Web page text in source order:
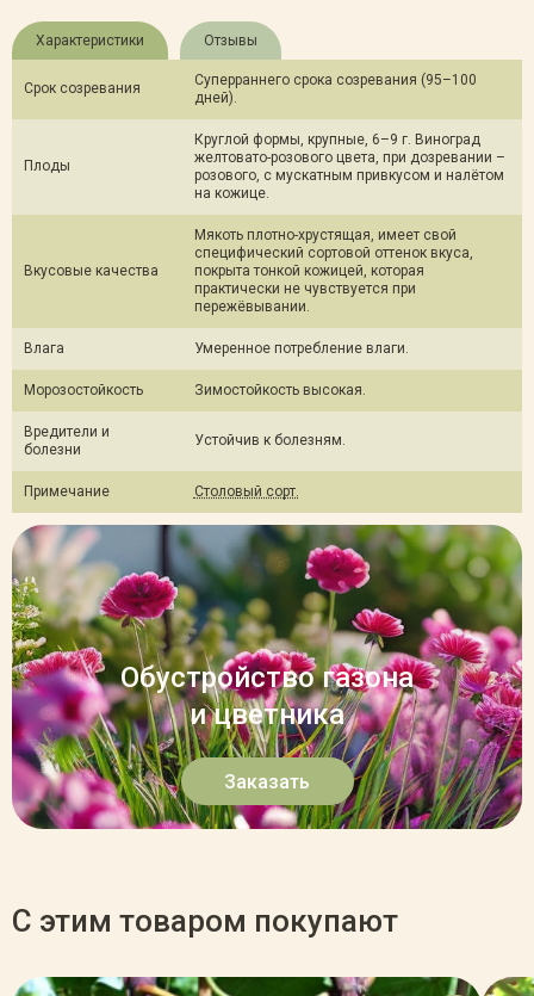
Характеристики Отзывы
Срок созревания
Суперраннего срока созревания (95–100
дней).
Плоды
Круглой формы, крупные, 6–9 г. Виноград
желтовато-розового цвета, при дозревании –
розового, с мускатным привкусом и налётом
на кожице.
Вкусовые качества
Мякоть плотно-хрустящая, имеет свой
специфический сортовой оттенок вкуса,
покрыта тонкой кожицей, которая
практически не чувствуется при
пережёвывании.
Влага Умеренное потребление влаги.
Морозостойкость Зимостойкость высокая.
Вредители и
болезни
Устойчив к болезням.
Примечание Столовый сорт.
Обустройство газона
и цветника
Заказать
С этим товаром покупают